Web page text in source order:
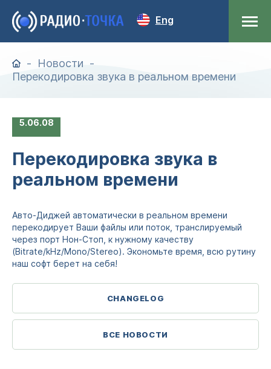
Eng
Новости
Перекодировка звука в реальном времени
5 06.08
Перекодировка звука в
реальном времени
Авто-Диджей автоматически в реальном времени
перекодирует Ваши файлы или поток, транслируемый
через порт Нон-Стоп, к нужному качеству
(Bitrate/kHz/Mono/Stereo). Экономьте время, всю рутину
наш софт берет на себя!
CHANGELOG
ВСЕ НОВОСТИ